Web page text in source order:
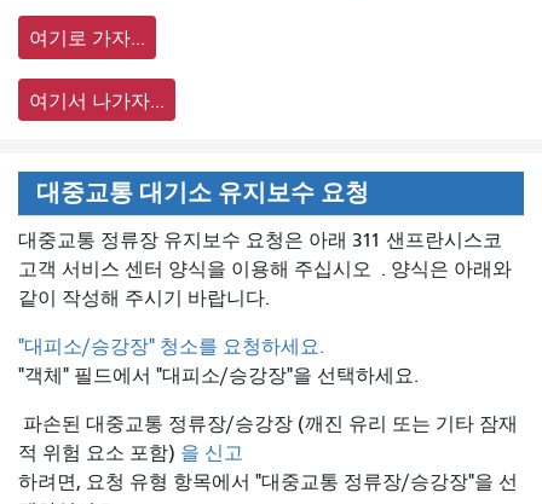
여기로 가자...
여기서 나가자...
대중교통 대기소 유지보수 요청
대중교통 정류장 유지보수 요청은 아래 311 샌프란시스코
고객 서비스 센터 양식을 이용해 주십시오 . 양식은 아래와
같이 작성해 주시기 바랍니다.
"대피소/승강장" 청소를 요청하세요.
"객체" 필드에서 "대피소/승강장"을 선택하세요.
파손된 대중교통 정류장/승강장 (깨진 유리 또는 기타 잠재
적 위험 요소 포함) 을 신고
하려면, 요청 유형 항목에서 "대중교통 정류장/승강장"을 선